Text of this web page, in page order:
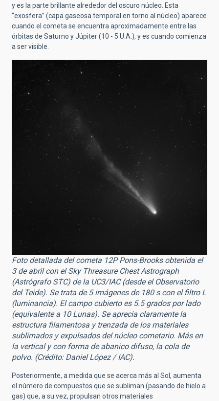
y es la parte brillante alrededor del oscuro núcleo. Esta
“exosfera” (capa gaseosa temporal en torno al núcleo) aparece
cuando el cometa se encuentra aproximadamente entre las
órbitas de Saturno y Júpiter (10 - 5 U.A.), y es cuando comienza
a ser visible.
Foto detallada del cometa 12P Pons-Brooks obtenida el
3 de abril con el Sky Threasure Chest Astrograph
(Astrógrafo STC) de la UC3/IAC (desde el Observatorio
del Teide). Se trata de 5 imágenes de 180 s con el filtro L
(luminancia). El campo cubierto es 5.5 grados por lado
(equivalente a 10 Lunas). Se aprecia claramente la
estructura filamentosa y trenzada de los materiales
sublimados y expulsados del núcleo cometario. Más en
la vertical y con forma de abanico difuso, la cola de
polvo. (Crédito: Daniel López / IAC).
Posteriormente, a medida que se acerca más al Sol, aumenta
el número de compuestos que se subliman (pasando de hielo a
gas) que, a su vez, propulsan otros materiales